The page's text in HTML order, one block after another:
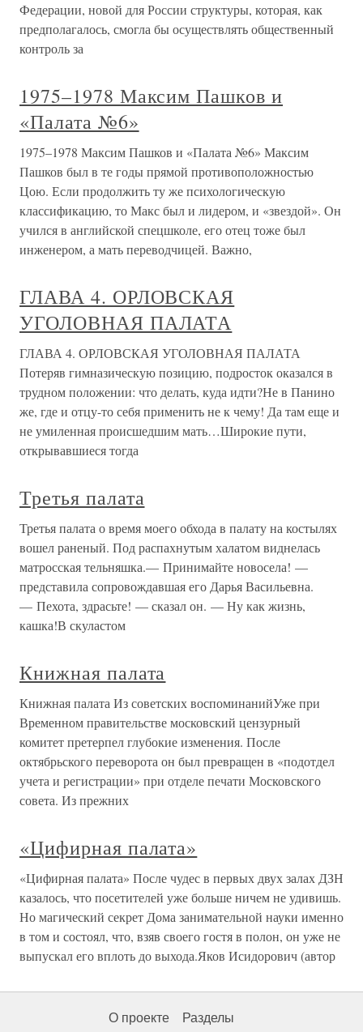
Федерации, новой для России структуры, которая, как
предполагалось, смогла бы осуществлять общественный
контроль за
1975–1978 Максим Пашков и
«Палата №6»
1975–1978 Максим Пашков и «Палата №6» Максим
Пашков был в те годы прямой противоположностью
Цою. Если продолжить ту же психологическую
классификацию, то Макс был и лидером, и «звездой». Он
учился в английской спецшколе, его отец тоже был
инженером, а мать переводчицей. Важно,
ГЛАВА 4. ОРЛОВСКАЯ
УГОЛОВНАЯ ПАЛАТА
ГЛАВА 4. ОРЛОВСКАЯ УГОЛОВНАЯ ПАЛАТА
Потеряв гимназическую позицию, подросток оказался в
трудном положении: что делать, куда идти?Не в Панино
же, где и отцу-то себя применить не к чему! Да там еще и
не умиленная происшедшим мать…Широкие пути,
открывавшиеся тогда
Третья палата
Третья палата о время моего обхода в палату на костылях
вошел раненый. Под распахнутым халатом виднелась
матросская тельняшка.— Принимайте новосела! —
представила сопровождавшая его Дарья Васильевна.
— Пехота, здрасьте! — сказал он. — Ну как жизнь,
кашка!В скуластом
Книжная палата
Книжная палата Из советских воспоминанийУже при
Временном правительстве московский цензурный
комитет претерпел глубокие изменения. После
октябрьского переворота он был превращен в «подотдел
учета и регистрации» при отделе печати Московского
совета. Из прежних
«Цифирная палата»
«Цифирная палата» После чудес в первых двух залах ДЗН
казалось, что посетителей уже больше ничем не удивишь.
Но магический секрет Дома занимательной науки именно
в том и состоял, что, взяв своего гостя в полон, он уже не
выпускал его вплоть до выхода.Яков Исидорович (автор
О проекте Разделы